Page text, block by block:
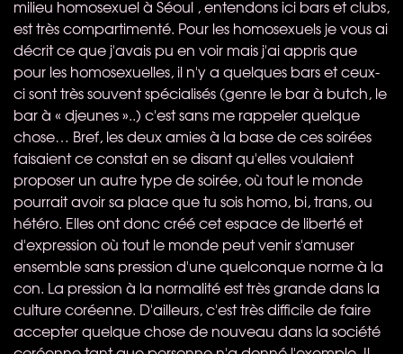
milieu homosexuel à Séoul , entendons ici bars et clubs,
est très compartimenté. Pour les homosexuels je vous ai
décrit ce que j'avais pu en voir mais j'ai appris que
pour les homosexuelles, il n'y a quelques bars et ceux-
ci sont très souvent spécialisés (genre le bar à butch, le
bar à « djeunes »..) c'est sans me rappeler quelque
chose… Bref, les deux amies à la base de ces soirées
faisaient ce constat en se disant qu'elles voulaient
proposer un autre type de soirée, où tout le monde
pourrait avoir sa place que tu sois homo, bi, trans, ou
hétéro. Elles ont donc créé cet espace de liberté et
d'expression où tout le monde peut venir s'amuser
ensemble sans pression d'une quelconque norme à la
con. La pression à la normalité est très grande dans la
culture coréenne. D'ailleurs, c'est très difficile de faire
accepter quelque chose de nouveau dans la société